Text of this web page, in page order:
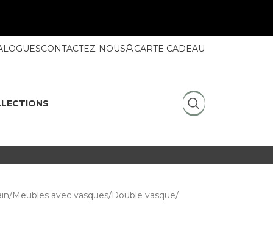
CONTACTEZ-NOUS CARTE CADEAU
Meubles avec vasques Double vasque